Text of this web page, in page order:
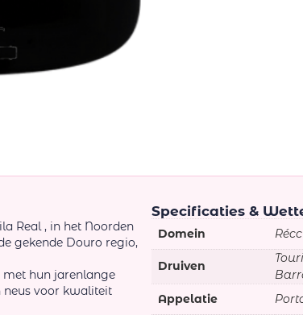
Real , in het Noorden
gekende Douro regio,
met hun jarenlange
neus voor kwaliteit
Specificaties &
Domein
Druiven
Appelatie